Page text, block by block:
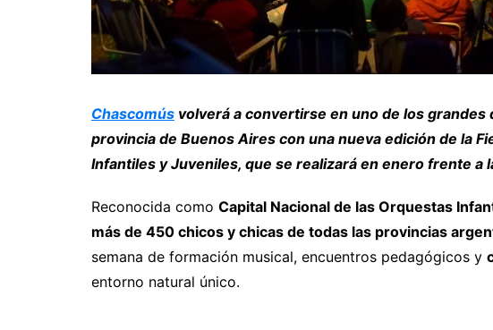
Chascomús volverá a convertirse en uno de los
provincia de Buenos Aires con una nueva edición de la
Infantiles y Juveniles, que se realizará en enero frente a
Reconocida como Capital Nacional de las Orquestas
más de 450 chicos y chicas de todas las provincias
semana de formación musical, encuentros pedagógicos y
entorno natural único.